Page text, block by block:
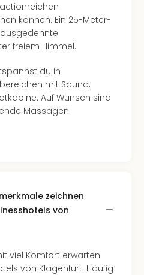
können. Ein 25-Meter-
freiem Himmel.
du in
mit Sauna,
Auf Wunsch sind
Massagen
zeichnen
von
viel Komfort erwarten
von Klagenfurt. Häufig